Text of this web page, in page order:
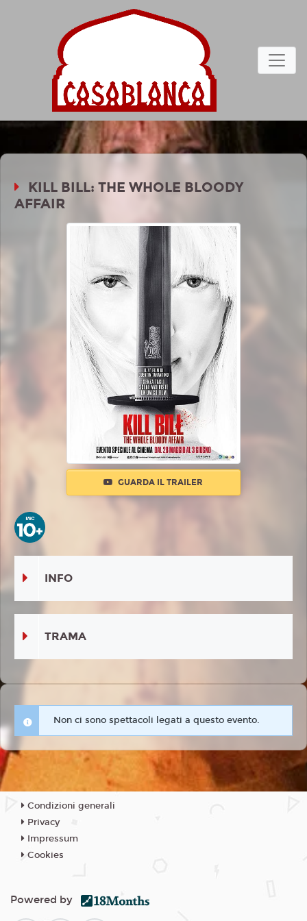
KILL BILL: THE WHOLE BLOODY
AFFAIR
GUARDA IL TRAILER
INFO
TRAMA
Non ci sono spettacoli legati a questo evento.
Condizioni generali
Privacy
Impressum
Cookies
Powered by